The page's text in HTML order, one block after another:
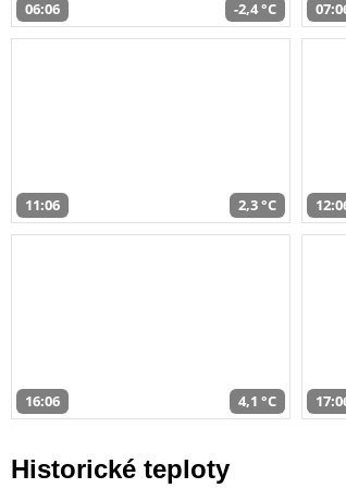
06:06 -2,4 °C
11:06 2,3 °C
16:06 4,1 °C
Historické teploty